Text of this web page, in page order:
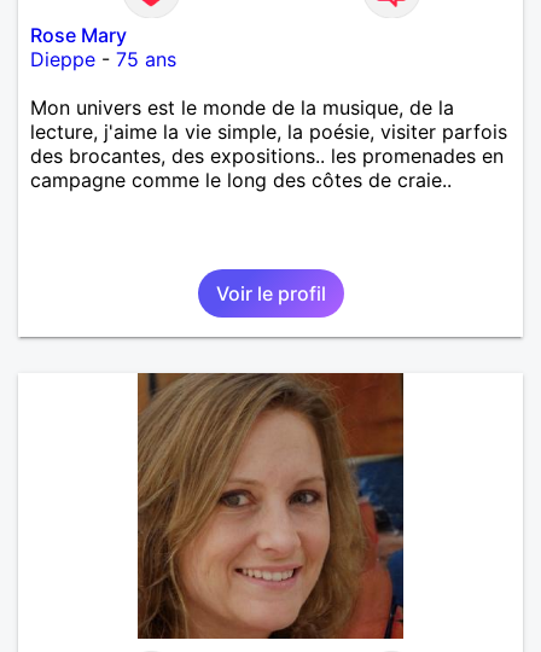
Rose Mary
Dieppe - 75 ans
Mon univers est le monde de la musique, de la
lecture, j'aime la vie simple, la poésie, visiter parfois
des brocantes, des expositions.. les promenades en
campagne comme le long des côtes de craie..
Voir le profil